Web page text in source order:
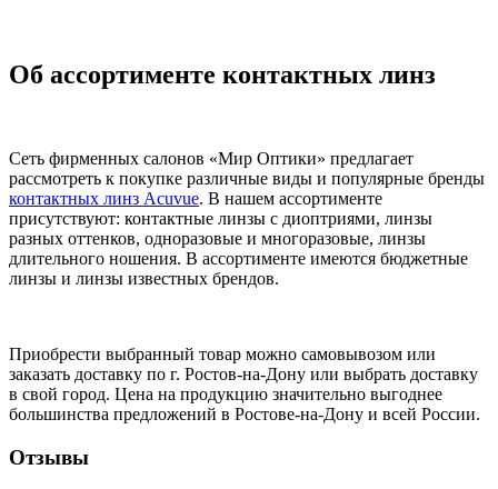
Об ассортименте контактных линз
Сеть фирменных салонов «Мир Оптики» предлагает
рассмотреть к покупке различные виды и популярные бренды
контактных линз Acuvue. В нашем ассортименте
присутствуют: контактные линзы с диоптриями, линзы
разных оттенков, одноразовые и многоразовые, линзы
длительного ношения. В ассортименте имеются бюджетные
линзы и линзы известных брендов.
Приобрести выбранный товар можно самовывозом или
заказать доставку по г. Ростов-на-Дону или выбрать доставку
в свой город. Цена на продукцию значительно выгоднее
большинства предложений в Ростове-на-Дону и всей России.
Отзывы